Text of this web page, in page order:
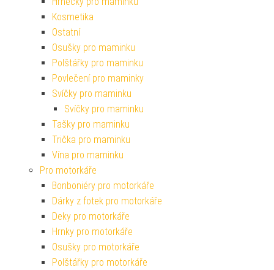
Kosmetika
Ostatní
Osušky pro maminku
Polštářky pro maminku
Povlečení pro maminky
Svíčky pro maminku
Svíčky pro maminku
Tašky pro maminku
Trička pro maminku
Vína pro maminku
Pro motorkáře
Bonboniéry pro motorkáře
Dárky z fotek pro motorkáře
Deky pro motorkáře
Hrnky pro motorkáře
Osušky pro motorkáře
Polštářky pro motorkáře